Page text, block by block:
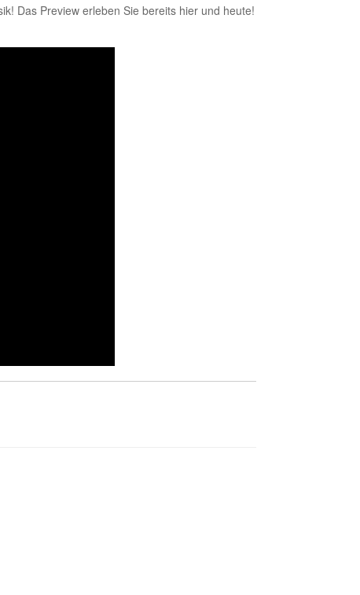
Das Preview erleben Sie bereits hier und heute!